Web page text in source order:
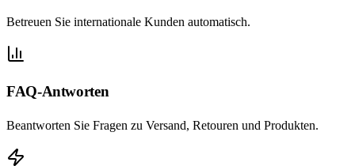
Betreuen Sie internationale Kunden automatisch.
FAQ-Antworten
Beantworten Sie Fragen zu Versand, Retouren und Produkten.